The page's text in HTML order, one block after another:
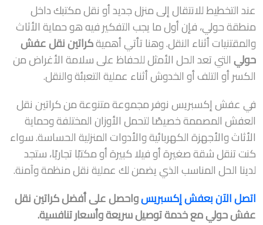
عند التخطيط للانتقال إلى منزل جديد أو نقل مكتبك داخل
منطقة حولي، فإن أول ما يجب التفكير فيه هو حماية الأثاث
والمقتنيات أثناء النقل. وهنا تأتي أهميةكراتين نقل عفش
حوليالتي تعد الحل الأمثل للحفاظ على سلامة الأغراض من
الكسر أو التلف أو الخدوش أثناء عملية التعبئة والنقل.
في عفش إكسبريس نوفر مجموعة متنوعة من كراتين نقل
العفش المصممة خصيصًا لتحمل الأوزان المختلفة وحماية
الأثاث والأجهزة الكهربائية والأدوات المنزلية الحساسة. سواء
كنت تنقل شقة صغيرة أو فيلا كبيرة أو مكتبًا تجاريًا، ستجد
لدينا الحل المناسب الذي يضمن لك عملية نقل منظمة وآمنة.
اتصل الآن بعفش إكسبريسواحصل على أفضل كراتين نقل
عفش حولي مع خدمة توصيل سريعة وأسعار تنافسية.